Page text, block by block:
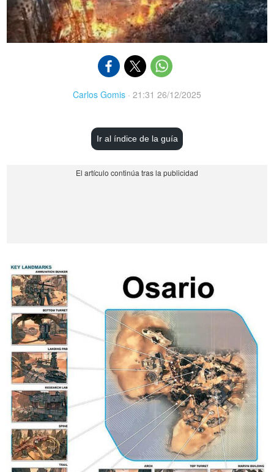
Carlos Gomis · 21:31 26/12/2025
Ir al índice de la guía